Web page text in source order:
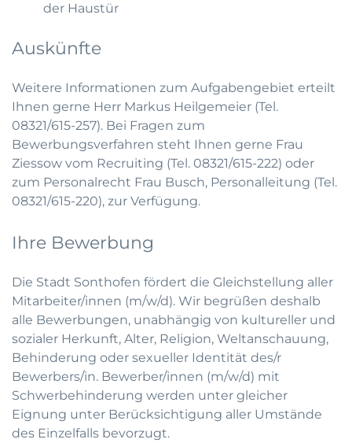
der Haustür
Auskünfte
Weitere Informationen zum Aufgabengebiet erteilt
Ihnen gerne Herr Markus Heilgemeier (Tel.
08321/615-257). Bei Fragen zum
Bewerbungsverfahren steht Ihnen gerne Frau
Ziessow vom Recruiting (Tel. 08321/615-222) oder
zum Personalrecht Frau Busch, Personalleitung (Tel.
08321/615-220), zur Verfügung.
Ihre Bewerbung
Die Stadt Sonthofen fördert die Gleichstellung aller
Mitarbeiter/innen (m/w/d). Wir begrüßen deshalb
alle Bewerbungen, unabhängig von kultureller und
sozialer Herkunft, Alter, Religion, Weltanschauung,
Behinderung oder sexueller Identität des/r
Bewerbers/in. Bewerber/innen (m/w/d) mit
Schwerbehinderung werden unter gleicher
Eignung unter Berücksichtigung aller Umstände
des Einzelfalls bevorzugt.